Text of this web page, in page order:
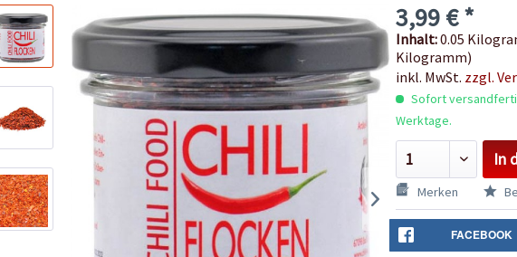
3,99 € *
Inhalt:0.05
Kilogramm)
inkl. MwSt. zzgl.
Sofort
Werktage.
In
Merken
FACEBOOK